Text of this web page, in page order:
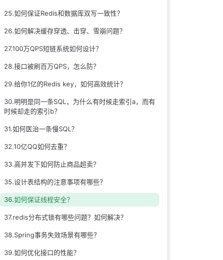
25.如何保证Redis和数据库双写一致性？
26.如何解决缓存穿透、击穿、雪崩问题？
27.100万QPS短链系统如何设计？
28.接口被刷百万QPS，怎么防？
29.给你1亿的Redis key，如何高效统计？
30.明明是同一条SQL，为什么有时候走索引a，而有
时候却走的索引b？
31.如何医治一条慢SQL？
32.10亿QQ如何去重？
33.高并发下如何防止商品超卖？
35.设计表结构的注意事项有哪些？
36.如何保证线程安全？
37.redis分布式锁有哪些问题？如何解决？
38.Spring事务失效场景有哪些？
39.如何优化接口的性能？